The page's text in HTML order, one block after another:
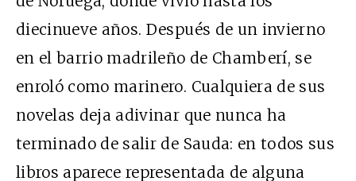
diecinueve años. Después de un invierno
en el barrio madrileño de Chamberí, se
enroló como marinero. Cualquiera de sus
novelas deja adivinar que nunca ha
terminado de salir de Sauda: en todos sus
libros aparece representada de alguna